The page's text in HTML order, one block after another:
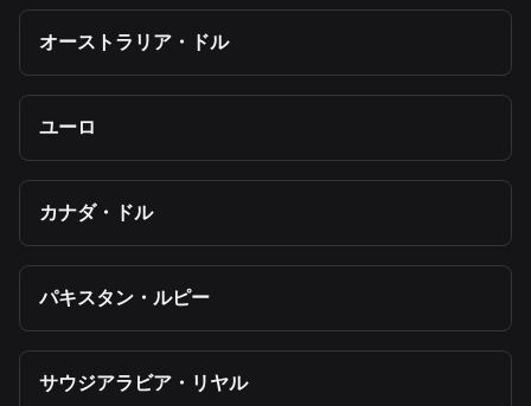
オーストラリア・ドル
ユーロ
カナダ・ドル
パキスタン・ルピー
サウジアラビア・リヤル